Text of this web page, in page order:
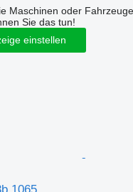
Maschinen oder
Sie das tun!
einstellen